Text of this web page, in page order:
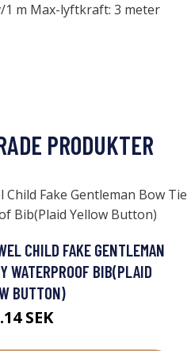
1 m Max-lyftkraft: 3 meter
PRODUKTER
CHILD FAKE GENTLEMAN
WATERPROOF BIB(PLAID
BUTTON)
SEK